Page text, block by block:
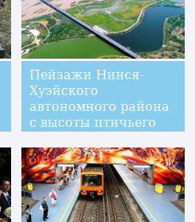
Пейзажи Нинся-
Хуэйского
автономного района
с высоты птичьего